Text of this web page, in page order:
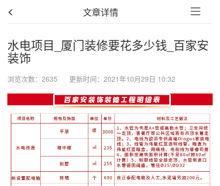
文章详情
水电项目_厦门装修要花多少钱_百家安
装饰
浏览次数：2635 更新时间：2021年10月29日 10:32